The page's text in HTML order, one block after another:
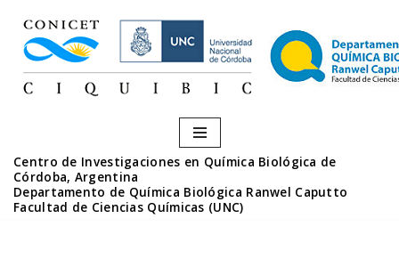
Saltar
contenido
Centro de Investigaciones en Química Biológica de
Córdoba, Argentina
Departamento de Química Biológica Ranwel Caputto
Facultad de Ciencias Químicas (UNC)